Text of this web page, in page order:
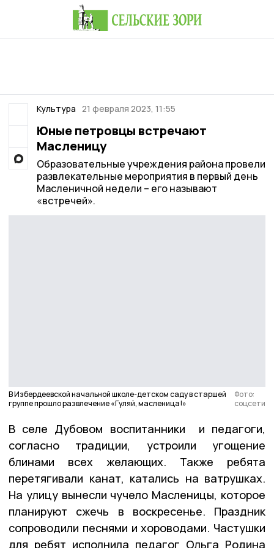
Культура 21 февраля 2023, 11:55
Юные петровцы встречают
Масленицу
Образовательные учреждения района провели
развлекательные мероприятия в первый день
Масленичной недели – его называют
«встречей».
В Избердеевской начальной школе-детском саду в старшей
группе прошло развлечение «Гуляй, масленица!»
Фото:
соцсети
В селе Дубовом воспитанники и педагоги,
согласно традиции, устроили угощение
блинами всех желающих. Также ребята
перетягивали канат, катались на ватрушках.
На улицу вынесли чучело Масленицы, которое
планируют сжечь в воскресенье. Праздник
сопроводили песнями и хороводами. Частушки
для ребят исполнила педагог Ольга Родина